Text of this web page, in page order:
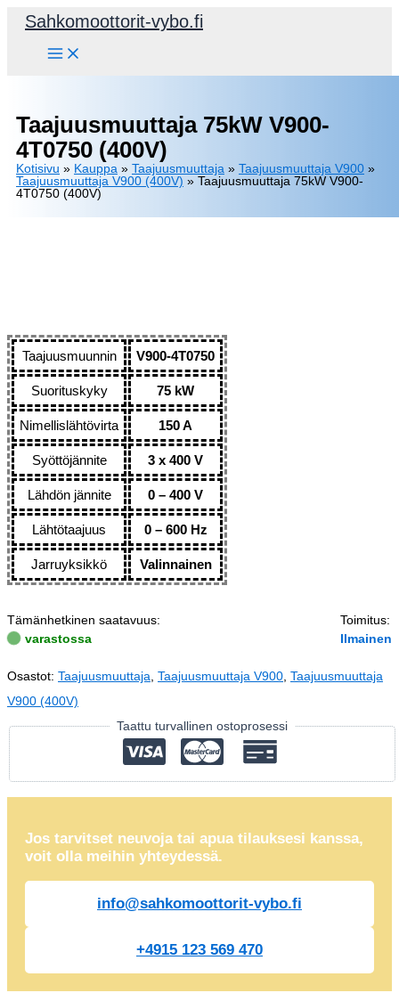
Siirry
Sahkomoottorit-vybo.fi
Taajuusmuuttaja 75kW V900-
4T0750 (400V)
Kotisivu » Kauppa » Taajuusmuuttaja » Taajuusmuuttaja V900 »
Taajuusmuuttaja V900 (400V) » Taajuusmuuttaja 75kW V900-
4T0750 (400V)
Taajuusmuunnin V900-4T0750
Suorituskyky 75 kW
Nimellislähtövirta 150 A
Syöttöjännite 3 x 400 V
Lähdön jännite 0 – 400 V
Lähtötaajuus 0 – 600 Hz
Jarruyksikkö Valinnainen
Tämänhetkinen saatavuus:
varastossa
Toimitus:
Ilmainen
Osastot: Taajuusmuuttaja Taajuusmuuttaja V900 Taajuusmuuttaja
V900 (400V)
Taattu turvallinen ostoprosessi
Jos tarvitset neuvoja tai apua tilauksesi kanssa,
voit olla meihin yhteydessä.
info@sahkomoottorit-vybo.fi
+4915 123 569 470